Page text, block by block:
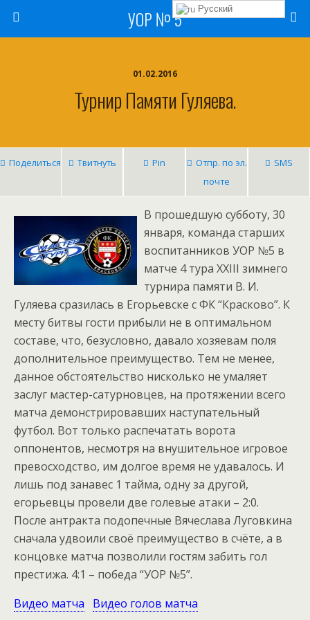
УОР № 5
01.02.2016
Турнир Памяти Гуляева.
Поделиться Твитнуть Pin
Отпр. по эл.
почте
SMS
В прошедшую субботу, 30
января, команда старших
воспитанников УОР №5 в
матче 4 тура XXIII зимнего
турнира памяти В. И.
Гуляева сразилась в Егорьевске с ФК “Красково”. К
месту битвы гости прибыли не в оптимальном
составе, что, безусловно, давало хозяевам поля
дополнительное преимущество. Тем не менее,
данное обстоятельство нисколько не умаляет
заслуг мастер-сатурновцев, на протяжении всего
матча демонстрировавших наступательный
футбол. Вот только распечатать ворота
оппонентов, несмотря на внушительное игровое
превосходство, им долгое время не удавалось. И
лишь под занавес 1 тайма, одну за другой,
егорьевцы провели две голевые атаки – 2:0.
После антракта подопечные Вячеслава Луговкина
сначала удвоили своё преимущество в счёте, а в
концовке матча позволили гостям забить гол
престижа. 4:1 – победа “УОР №5”.
Видео матча
Видео голов матча
Русский